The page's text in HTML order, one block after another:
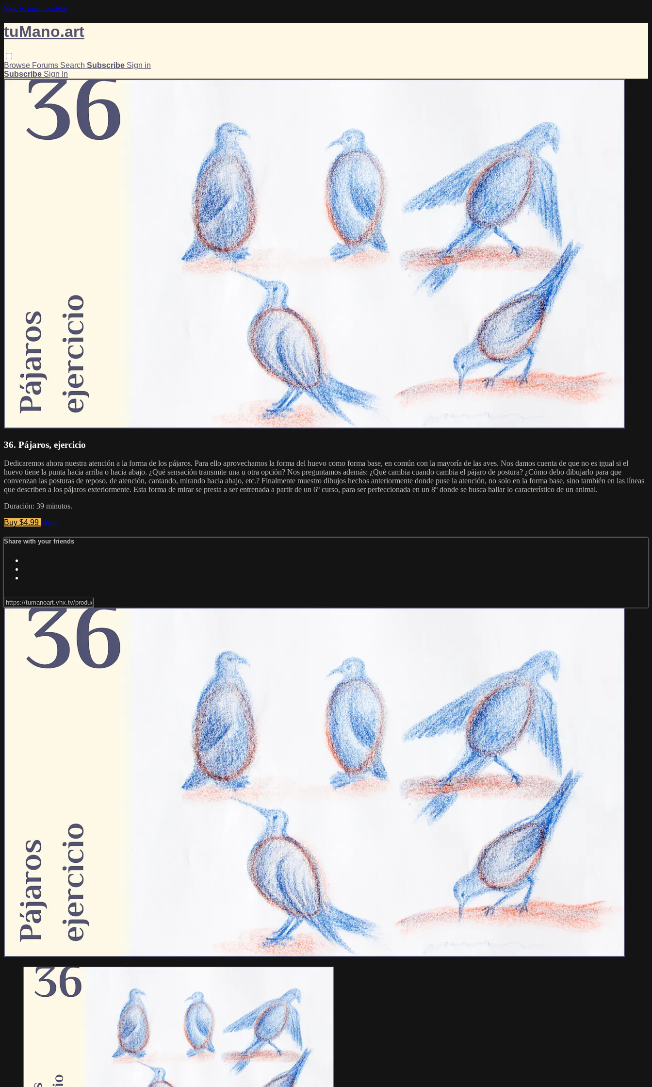
Skip to main content
tuMano.art
Browse Forums Search Subscribe Sign in
Subscribe Sign In
36. Pájaros, ejercicio
Dedicaremos ahora nuestra atención a la forma de los pájaros. Para ello aprovechamos la forma del huevo como forma base, en común con la mayoría de las aves. Nos damos cuenta de que no es igual si el
huevo tiene la punta hacia arriba o hacia abajo. ¿Qué sensación transmite una u otra opción? Nos preguntamos además: ¿Qué cambia cuando cambia el pájaro de postura? ¿Cómo debo dibujarlo para que
convenzan las posturas de reposo, de atención, cantando, mirando hacia abajo, etc.? Finalmente muestro dibujos hechos anteriormente donde puse la atención, no solo en la forma base, sino también en las líneas
que describen a los pájaros exteriormente. Esta forma de mirar se presta a ser entrenada a partir de un 6º curso, para ser perfeccionada en un 8º donde se busca hallar lo característico de un animal.
Duración: 39 minutos.
Buy $4.99 Share
Share with your friends